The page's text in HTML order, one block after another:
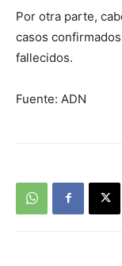
Por otra parte,
casos
fallecidos.
Fuente: ADN